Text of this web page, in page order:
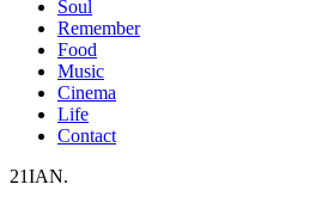
Soul
Remember
Food
Music
Cinema
Life
Contact
21IAN.